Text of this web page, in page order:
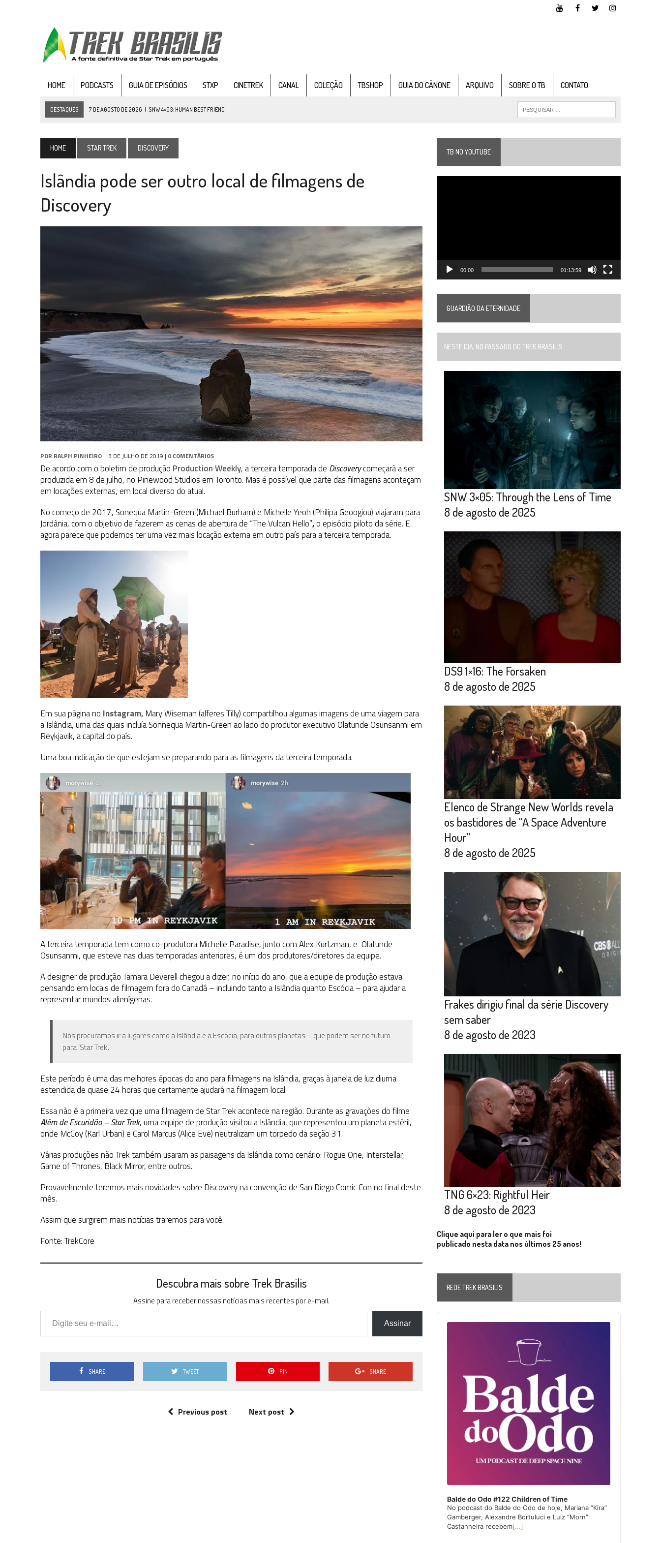
HOME PODCASTS GUIA DE EPISÓDIOS STXP CINETREK CANAL COLEÇÃO TBSHOP GUIA DO CÂNONE ARQUIVO SOBRE O TB CONTATO
DESTAQUES 6 DE AGOSTO DE 2026 | NOVA TEMPORADA DETHE CENTER SEAT
3 DE AGOSTO DE 2026 | VEJA FOTOS DO TERCEIRO EPISÓDIO DA 4ª TEMPORADA DE STRANGE NEW WORDS
3 DE AGOSTO DE 2026 PARAMOUNT E CBS DERRUBAM NOVO VÍDEO DO FILME DE FÃS AXANAR HORAS APÓS ESTREIA
2 DE AGOSTO DE 2026
1 DE AGOSTO DE 2026 | ELENCO DE STRANGE NEW WORLDS ENCARA O FIM DE UMA ERA NA SDCC
HOME STAR TREK DISCOVERY
Islândia pode ser outro local de filmagens de
Discovery
POR RALPH PINHEIRO 3 DE JULHO DE 2019 | 0 COMENTÁRIOS
De acordo com o boletim de produção Production Weekly, a terceira temporada de Discoverycomeçará a ser
produzida em 8 de julho, no Pinewood Studios em Toronto. Mas é possível que parte das filmagens aconteçam
em locações externas, em local diverso do atual.
No começo de 2017, Sonequa Martin-Green (Michael Burham) e Michelle Yeoh (Philipa Geoogiou) viajaram para
Jordânia, com o objetivo de fazerem as cenas de abertura de “The Vulcan Hello”,o episódio piloto da série. E
agora parece que podemos ter uma vez mais locação externa em outro país para a terceira temporada.
Em sua página no Instagram,Mary Wiseman (alferes Tilly) compartilhou algumas imagens de uma viagem para
a Islândia, uma das quais incluía Sonnequa Martin-Green ao lado do produtor executivo Olatunde Osunsanmi em
Reykjavik, a capital do país.
Uma boa indicação de que estejam se preparando para as filmagens da terceira temporada.
A terceira temporada tem como co-produtora Michelle Paradise, junto com Alex Kurtzman, e Olatunde
Osunsanmi, que esteve nas duas temporadas anteriores, é um dos produtores/diretores da equipe.
A designer de produção Tamara Deverell chegou a dizer, no início do ano, que a equipe de produção estava
pensando em locais de filmagem fora do Canadá – incluindo tanto a Islândia quanto Escócia – para ajudar a
representar mundos alienígenas.
Nós procuramos ir a lugares como a Islândia e a Escócia, para outros planetas – que podem ser no futuro
para ‘Star Trek’.
Este período é uma das melhores épocas do ano para filmagens na Islândia, graças à janela de luz diurna
estendida de quase 24 horas que certamente ajudará na filmagem local.
Essa não é a primeira vez que uma filmagem de Star Trek acontece na região. Durante as gravações do filme
Além de Escuridão – Star Trek, uma equipe de produção visitou a Islândia, que representou um planeta estéril,
onde McCoy (Karl Urban) e Carol Marcus (Alice Eve) neutralizam um torpedo da seção 31.
Várias produções não Trek também usaram as paisagens da Islândia como cenário: Rogue One, Interstellar,
Game of Thrones, Black Mirror, entre outros.
Provavelmente teremos mais novidades sobre Discovery na convenção de San Diego Comic Con no final deste
mês.
Assim que surgirem mais notícias traremos para você.
Fonte: TrekCore
Descubra mais sobre Trek Brasilis
Assine para receber nossas notícias mais recentes por e-mail.
Digite seu e-mail…
Assinar
SHARE TWEET PIN SHARE
Previous post Next post
TB NO YOUTUBE
00:00 01:13:59
GUARDIÃO DA ETERNIDADE
NESTE DIA, NO PASSADO DO TREK BRASILIS...
SNW 3×05: Through the Lens of Time
8 de agosto de 2025
DS9 1×16: The Forsaken
8 de agosto de 2025
Elenco de Strange New Worlds revela
os bastidores de “A Space Adventure
Hour”
8 de agosto de 2025
Frakes dirigiu final da série Discovery
sem saber
8 de agosto de 2023
TNG 6×23: Rightful Heir
8 de agosto de 2023
Clique aqui para ler o que mais foi
publicado nesta data nos últimos 25 anos!
REDE TREK BRASILIS
Audio
Player
Balde do Odo #122 Children of Time
No podcast do Balde do Odo de hoje, Mariana “Kira”
Gamberger, Alexandre Bortuluci e Luiz “Morn”
Castanheira recebem[...]